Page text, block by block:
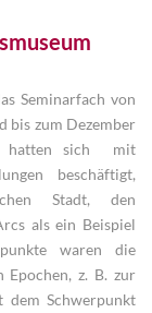
Seminarfach von
bis zum Dezember
hatten sich mit
beschäftigt,
Stadt, den
als ein Beispiel
waren die
Epochen, z. B. zur
Schwerpunkt